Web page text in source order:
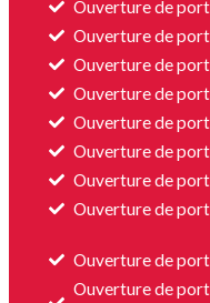
Ouverture de
Ouverture de
Ouverture de
Ouverture de
Ouverture de
Ouverture de
Ouverture de
Ouverture de
Ouverture de
Ouverture de